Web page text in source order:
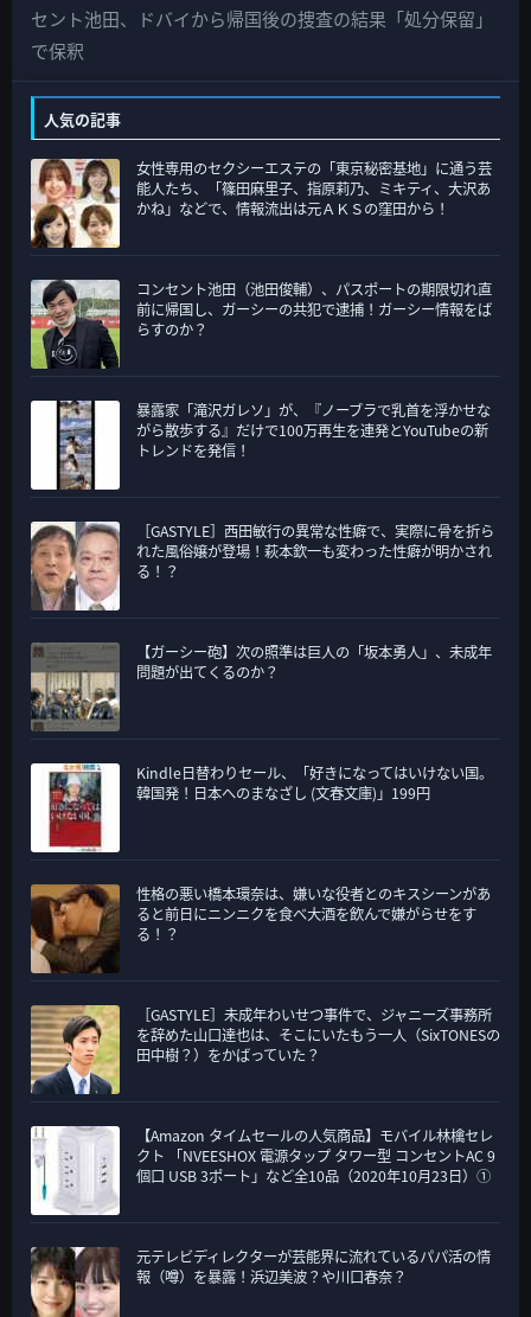
の
カ
リ
ー
セント池田、ドバイから帰国後の捜査の結果「処分保留」
で保釈
人気の記事
女性専用のセクシーエステの「東京秘密基地」に通う芸
能人たち、「篠田麻里子、指原莉乃、ミキティ、大沢あ
かね」などで、情報流出は元ＡＫＳの窪田から！
コンセント池田（池田俊輔）、パスポートの期限切れ直
前に帰国し、ガーシーの共犯で逮捕！ガーシー情報をば
らすのか？
暴露家「滝沢ガレソ」が、『ノーブラで乳首を浮かせな
がら散歩する』だけで100万再生を連発とYouTubeの新
トレンドを発信！
［GASTYLE］西田敏行の異常な性癖で、実際に骨を折ら
れた風俗嬢が登場！萩本欽一も変わった性癖が明かされ
る！？
【ガーシー砲】次の照準は巨人の「坂本勇人」、未成年
問題が出てくるのか？
Kindle日替わりセール、「好きになってはいけない国。
韓国発！日本へのまなざし (文春文庫)」199円
性格の悪い橋本環奈は、嫌いな役者とのキスシーンがあ
ると前日にニンニクを食べ大酒を飲んで嫌がらせをす
る！？
［GASTYLE］未成年わいせつ事件で、ジャニーズ事務所
を辞めた山口達也は、そこにいたもう一人（SixTONESの
田中樹？）をかばっていた？
【Amazon タイムセールの人気商品】モバイル林檎セレ
クト 「NVEESHOX 電源タップ タワー型 コンセントAC 9
個口 USB 3ポート」など全10品（2020年10月23日）①
元テレビディレクターが芸能界に流れているパパ活の情
報（噂）を暴露！浜辺美波？や川口春奈？